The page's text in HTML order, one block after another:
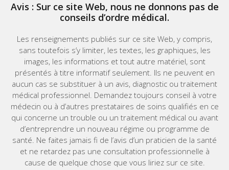
Avis : Sur ce site Web, nous ne donnons pas de
conseils d’ordre médical.
Les renseignements publiés sur ce site Web, y compris,
sans toutefois s’y limiter, les textes, les graphiques, les
images, les informations et tout autre matériel, sont
présentés à titre informatif seulement. Ils ne peuvent en
aucun cas se substituer à un avis, diagnostic ou traitement
médical professionnel. Demandez toujours conseil à votre
médecin ou à d’autres prestataires de soins qualifiés en ce
qui concerne un trouble ou un traitement médical ou avant
d’entreprendre un nouveau régime ou programme de
santé. Ne faites jamais fi de l’avis d’un praticien de la santé
et ne retardez pas une consultation professionnelle à
cause de quelque chose que vous liriez sur ce site.